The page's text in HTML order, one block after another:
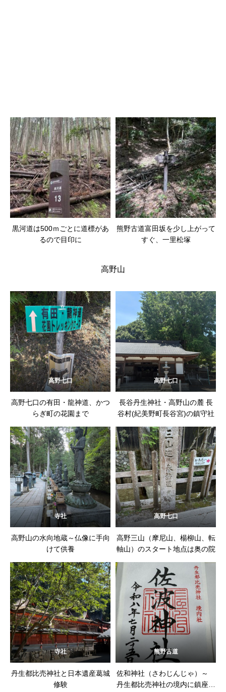
黒河道は500ｍごとに道標があ
るので目印に
熊野古道富田坂を少し上がって
すぐ、一里松塚
高野山
高野七口
高野七口の有田・龍神道、かつ
らぎ町の花園まで
高野七口
長谷丹生神社・高野山の麓 長
谷村(紀美野町長谷宮)の鎮守社
寺社
高野山の水向地蔵～仏像に手向
けて供養
高野七口
高野三山（摩尼山、楊柳山、転
軸山）のスタート地点は奥の院
寺社
丹生都比売神社と日本遺産葛城
修験
熊野古道
佐和神社（さわじんじゃ）～
丹生都比売神社の境内に鎮座す